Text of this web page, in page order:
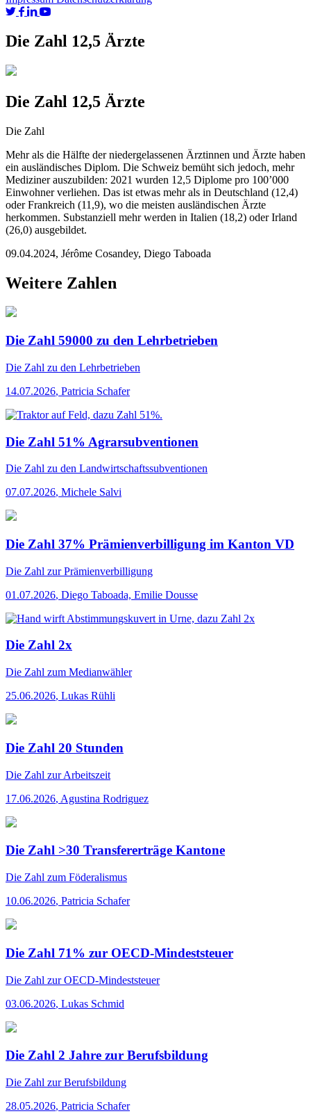
Die Zahl 12,5 Ärzte
Die Zahl 12,5 Ärzte
Die Zahl
Mehr als die Hälfte der niedergelassenen Ärztinnen und Ärzte haben
ein ausländisches Diplom. Die Schweiz bemüht sich jedoch, mehr
Mediziner auszubilden: 2021 wurden 12,5 Diplome pro 100’000
Einwohner verliehen. Das ist etwas mehr als in Deutschland (12,4)
oder Frankreich (11,9), wo die meisten ausländischen Ärzte
herkommen. Substanziell mehr werden in Italien (18,2) oder Irland
(26,0) ausgebildet.
09.04.2024, Jérôme Cosandey, Diego Taboada
Weitere Zahlen
Die Zahl 59000 zu den Lehrbetrieben
Die Zahl zu den Lehrbetrieben
14.07.2026, Patricia Schafer
Die Zahl 51% Agrarsubventionen
Die Zahl zu den Landwirtschaftssubventionen
07.07.2026, Michele Salvi
Die Zahl 37% Prämienverbilligung im Kanton VD
Die Zahl zur Prämienverbilligung
01.07.2026, Diego Taboada, Emilie Dousse
Die Zahl 2x
Die Zahl zum Medianwähler
25.06.2026, Lukas Rühli
Die Zahl 20 Stunden
Die Zahl zur Arbeitszeit
17.06.2026, Agustina Rodriguez
Die Zahl >30 Transfererträge Kantone
Die Zahl zum Föderalismus
10.06.2026, Patricia Schafer
Die Zahl 71% zur OECD-Mindeststeuer
Die Zahl zur OECD-Mindeststeuer
03.06.2026, Lukas Schmid
Die Zahl 2 Jahre zur Berufsbildung
Die Zahl zur Berufsbildung
28.05.2026, Patricia Schafer